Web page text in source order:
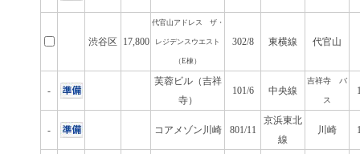
渋谷区 17,800
代官山アドレス ザ・
レジデンスウエスト
（E棟）
302/8 東横線 代官山
-
芙蓉ビル（吉祥
寺）
101/6 中央線
吉祥寺 バ
ス
- コアメゾン川崎 801/11
京浜東北
線
川崎